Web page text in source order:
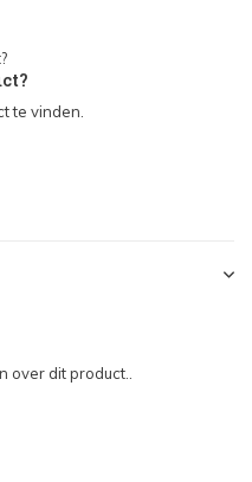
te vinden.
over dit product..